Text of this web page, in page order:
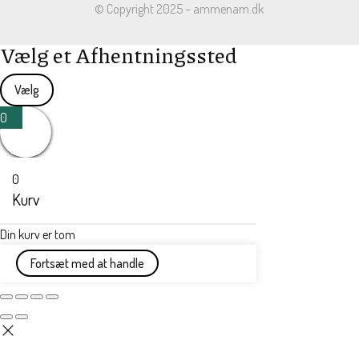
© Copyright 2025 – ammenam.dk
Vælg et Afhentningssted
Vælg
0
0
Kurv
Din kurv er tom
Fortsæt med at handle